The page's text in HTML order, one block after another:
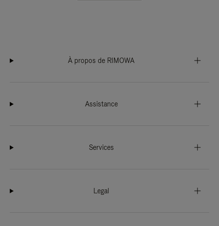
À propos de RIMOWA
Assistance
Services
Legal